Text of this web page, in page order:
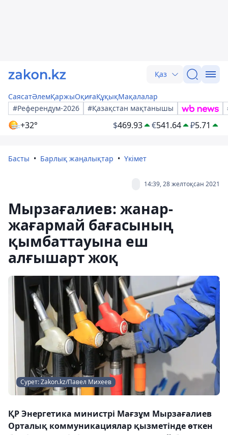
Қаз
СаясатӘлемҚаржыОқиғаҚұқықМақалалар
#Референдум-2026
#Қазақстан мақтанышы
+32° $469.93 €541.64 ₽5.71
Басты Барлық жаңалықтар Үкімет
14:39, 28 желтоқсан 2021
Мырзағалиев: жанар-
жағармай бағасының
қымбаттауына еш
алғышарт жоқ
Сурет: Zakon.kz/Павел Михеев
ҚР Энергетика министрі Мағзұм Мырзағалиев
Орталық коммуникациялар қызметінде өткен